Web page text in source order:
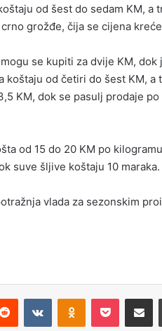
od šest do sedam KM, a
grožđe, čija se cijena
se kupiti za dvije KM, dok
koštaju od četiri do šest KM,
KM, dok se pasulj prodaje
od 15 do 20 KM po
suve šljive koštaju 10 maraka.
vlada za sezonskim